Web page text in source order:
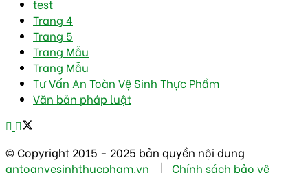
test
Trang 4
Trang 5
Trang Mẫu
Trang Mẫu
Tư Vấn An Toàn Vệ Sinh Thực Phẩm
Văn bản pháp luật
© Copyright 2015 - 2025 bản quyền nội dung
antoanvesinhthucpham.vn | Chính sách bảo vệ